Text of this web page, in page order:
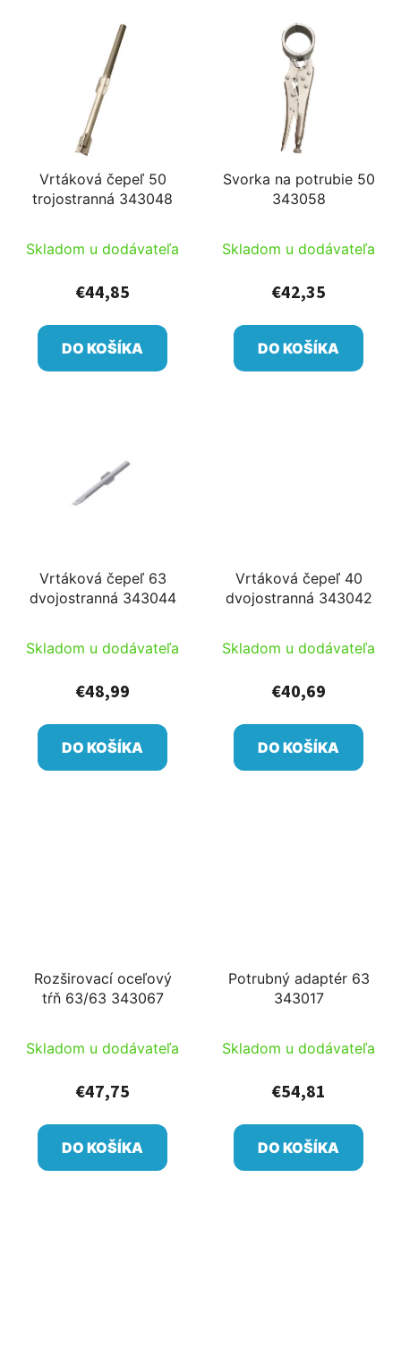
Vrtáková čepeľ 50
trojostranná 343048
Skladom u dodávateľa
€44,85
DO KOŠÍKA
Svorka na potrubie 50
343058
Skladom u dodávateľa
€42,35
DO KOŠÍKA
Vrtáková čepeľ 63
dvojostranná 343044
Skladom u dodávateľa
€48,99
DO KOŠÍKA
Vrtáková čepeľ 40
dvojostranná 343042
Skladom u dodávateľa
€40,69
DO KOŠÍKA
Rozširovací oceľový
tŕň 63/63 343067
Skladom u dodávateľa
€47,75
DO KOŠÍKA
Potrubný adaptér 63
343017
Skladom u dodávateľa
€54,81
DO KOŠÍKA